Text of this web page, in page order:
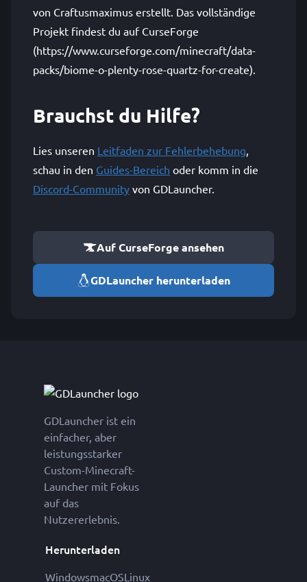
von Craftusmaximus erstellt. Das vollständige
Projekt findest du auf CurseForge
(https://www.curseforge.com/minecraft/data-
packs/biome-o-plenty-rose-quartz-for-create).
Brauchst du Hilfe?
Lies unseren Leitfaden zur Fehlerbehebung,
schau in den Guides-Bereich oder komm in die
Discord-Community von GDLauncher.
Auf CurseForge ansehen
GDLauncher herunterladen
GDLauncher ist ein
einfacher, aber
leistungsstarker
Custom-Minecraft-
Launcher mit Fokus
auf das
Nutzererlebnis.
Herunterladen
WindowsmacOSLinux